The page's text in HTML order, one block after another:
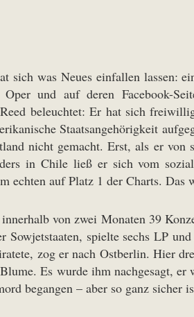
sich was Neues einfallen lassen:
und auf deren Facebook-
beleuchtet: Er hat sich
Staatsangehörigkeit
nicht gemacht. Erst, als er von
in Chile ließ er sich vom
echten auf Platz 1 der Charts. Das
von zwei Monaten 39
spielte sechs LP
zog er nach Ostberlin. Hier
Es wurde ihm nachgesagt,
begangen – aber so ganz sicher